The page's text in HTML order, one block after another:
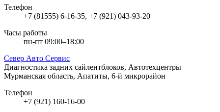
Телефон
+7 (81555) 6-16-35, +7 (921) 043-93-20
Часы работы
пн-пт 09:00–18:00
Север Авто Сервис
Диагностика задних сайлентблоков, Автотехцентры
Мурманская область, Апатиты, 6-й микрорайон
Телефон
+7 (921) 160-16-00